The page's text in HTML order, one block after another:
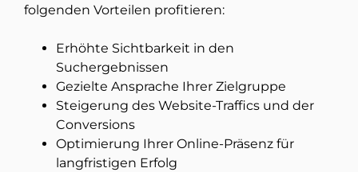
folgenden Vorteilen profitieren:
Erhöhte Sichtbarkeit in den
Suchergebnissen
Gezielte Ansprache Ihrer Zielgruppe
Steigerung des Website-Traffics und der
Conversions
Optimierung Ihrer Online-Präsenz für
langfristigen Erfolg